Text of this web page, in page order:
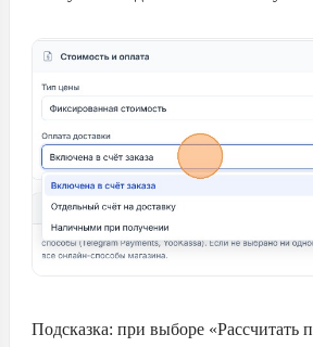
Подсказка: при выборе «Рассчитать